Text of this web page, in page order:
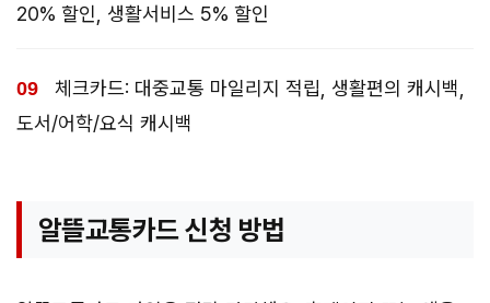
20% 할인, 생활서비스 5% 할인
체크카드: 대중교통 마일리지 적립, 생활편의 캐시백,
도서/어학/요식 캐시백
알뜰교통카드 신청 방법